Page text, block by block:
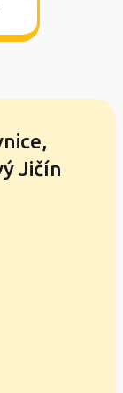
Jičín